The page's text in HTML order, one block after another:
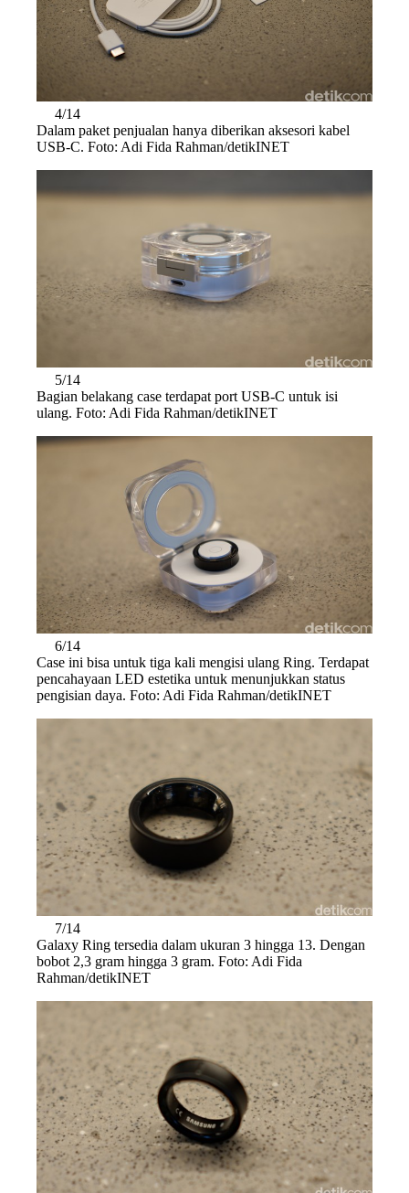
4/14
Dalam paket penjualan hanya diberikan aksesori kabel
USB-C. Foto: Adi Fida Rahman/detikINET
5/14
Bagian belakang case terdapat port USB-C untuk isi
ulang. Foto: Adi Fida Rahman/detikINET
6/14
Case ini bisa untuk tiga kali mengisi ulang Ring. Terdapat
pencahayaan LED estetika untuk menunjukkan status
pengisian daya. Foto: Adi Fida Rahman/detikINET
7/14
Galaxy Ring tersedia dalam ukuran 3 hingga 13. Dengan
bobot 2,3 gram hingga 3 gram. Foto: Adi Fida
Rahman/detikINET